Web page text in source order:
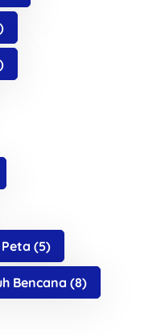
Peta (5)
Bencana (8)